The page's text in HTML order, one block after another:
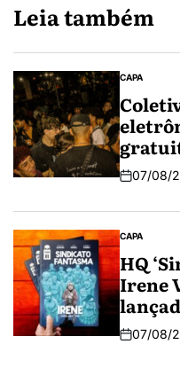
Leia também
CAPA
07/08/
CAPA
HQ
Irene
07/08/